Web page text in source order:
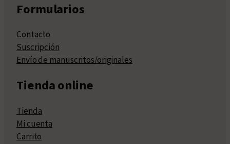
Formularios
Contacto
Suscripción
Envío de manuscritos/originales
Tienda online
Tienda
Mi cuenta
Carrito